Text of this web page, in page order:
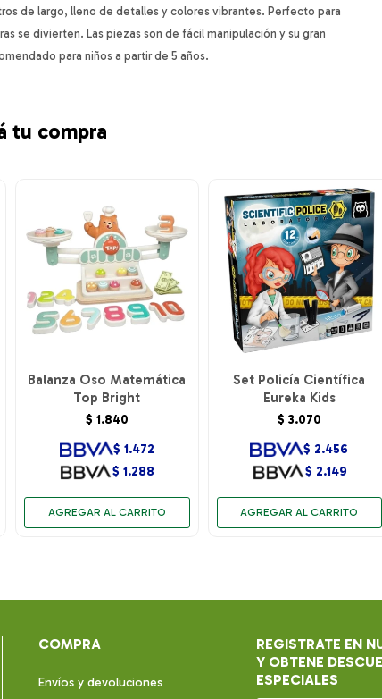
de largo, lleno de detalles y colores vibrantes. Perfecto para
se divierten. Las piezas son de fácil manipulación y su gran
para niños a partir de 5 años.
tu compra
Balanza Oso Matemática
Top Bright
$ 1.840
$ 1.288
$ 1.472
Set Policía Científica
Eureka Kids
$ 3.070
$ 2.149
$ 2.456
COMPRA
Envíos y devoluciones
REGISTRATE EN
Y OBTENE
ESPECIALES